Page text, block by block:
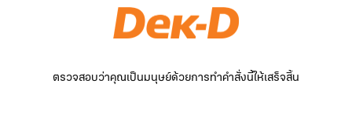
ตรวจสอบว่าคุณเป็นมนุษย์ด้วยการทำคำสั่งนี้ให้เสร็จสิ้น